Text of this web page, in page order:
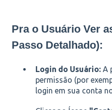
Pra o Usuário Ver
Passo Detalhado):
Login do Usuário: A
permissão (por
login em sua conta